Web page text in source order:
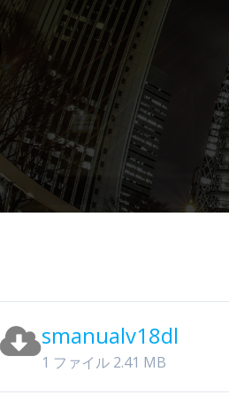
smanualv18dl
1 ファイル 2.41 MB